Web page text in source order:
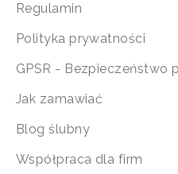
Regulamin
Polityka prywatności
GPSR - Bezpieczeństwo
Jak zamawiać
Blog ślubny
Współpraca dla firm